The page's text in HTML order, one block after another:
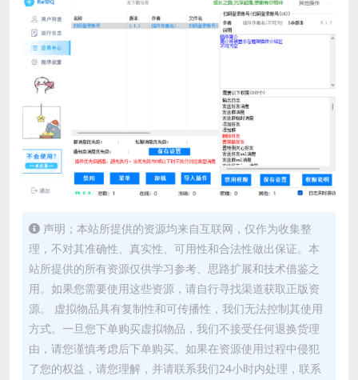
声明；本站所提供的资源均来自互联网，仅作为收集整
理，不对其准确性、真实性、可用性和合法性做出保证。本
站所提供的所有资源仅供学习参考、思路扩展和技术借鉴之
用。如果您需要使用这些资源，请自行寻找渠道获取正版资
源。 虚拟物品具有复制性和可传播性，我们无法控制其使用
方式。一旦您下单购买虚拟物品，我们不接受任何退换货理
由，请您谨慎考虑后下单购买。如果在资源使用过程中侵犯
了您的权益，请您理解，并请联系我们24小时内处理，联系